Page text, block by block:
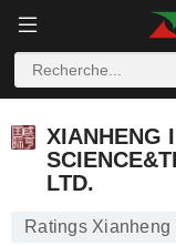
XIANHENG
LTD.
Ratings